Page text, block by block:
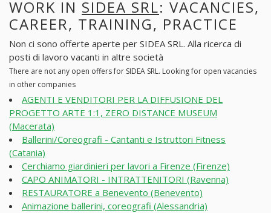
WORK IN SIDEA SRL: VACANCIES,
CAREER, TRAINING, PRACTICE
Non ci sono offerte aperte per SIDEA SRL. Alla ricerca di
posti di lavoro vacanti in altre società
There are not any open offers for SIDEA SRL. Looking for open vacancies
in other companies
AGENTI E VENDITORI PER LA DIFFUSIONE DEL
PROGETTO ARTE 1:1, ZERO DISTANCE MUSEUM
(Macerata)
Ballerini/Coreografi - Cantanti e Istruttori Fitness
(Catania)
Cerchiamo giardinieri per lavori a Firenze (Firenze)
CAPO ANIMATORI - INTRATTENITORI (Ravenna)
RESTAURATORE a Benevento (Benevento)
Animazione ballerini, coreografi (Alessandria)